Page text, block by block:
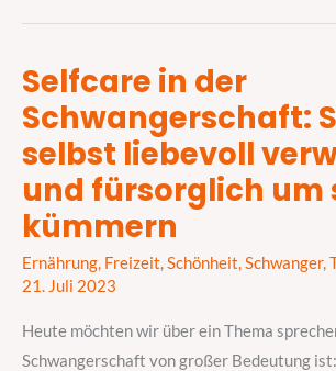
Selfcare in der
Schwangerschaft:
selbst liebevoll
und fürsorglich um
kümmern
Ernährung, Freizeit,Schönheit,Schwanger,
21. Juli 2023
Heute möchten wir über ein Thema
Schwangerschaft von großer Bedeutung
Selfcare
in
Schwangerschaft:
Sich
selbst
liebevoll
verwöhnen